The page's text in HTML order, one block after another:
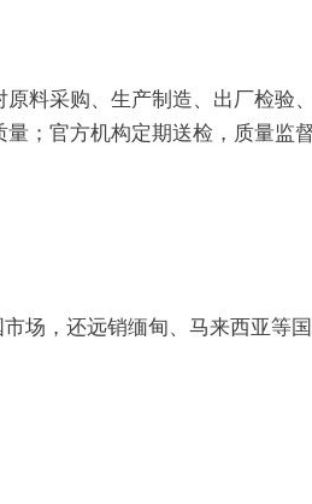
料采购、生产制造、出厂检验
；官方机构定期送检，质量监
场，还远销缅甸、马来西亚等